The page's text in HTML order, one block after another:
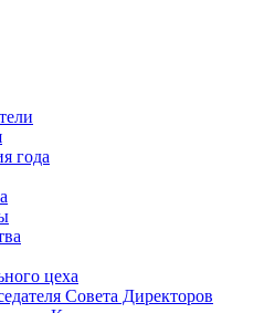
года
цеха
Совета Директоров